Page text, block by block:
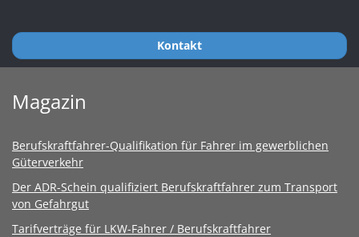
Kontakt
Magazin
Berufskraftfahrer-Qualifikation für Fahrer im gewerblichen
Güterverkehr
Der ADR-Schein qualifiziert Berufskraftfahrer zum Transport
von Gefahrgut
Tarifverträge für LKW-Fahrer / Berufskraftfahrer